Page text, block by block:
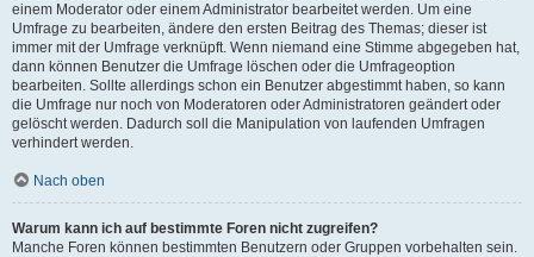
einem Moderator oder einem Administrator bearbeitet werden. Um eine
Umfrage zu bearbeiten, ändere den ersten Beitrag des Themas; dieser ist
immer mit der Umfrage verknüpft. Wenn niemand eine Stimme abgegeben hat,
dann können Benutzer die Umfrage löschen oder die Umfrageoption
bearbeiten. Sollte allerdings schon ein Benutzer abgestimmt haben, so kann
die Umfrage nur noch von Moderatoren oder Administratoren geändert oder
gelöscht werden. Dadurch soll die Manipulation von laufenden Umfragen
verhindert werden.
Nach oben
Warum kann ich auf bestimmte Foren nicht zugreifen?
Manche Foren können bestimmten Benutzern oder Gruppen vorbehalten sein.